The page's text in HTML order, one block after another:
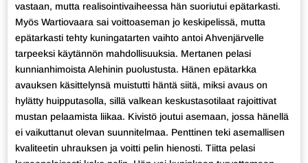
vastaan, mutta realisointivaiheessa hän suoriutui epätarkasti.
Myös Wartiovaara sai voittoaseman jo keskipelissä, mutta
epätarkasti tehty kuningatarten vaihto antoi Ahvenjärvelle
tarpeeksi käytännön mahdollisuuksia. Mertanen pelasi
kunnianhimoista Alehinin puolustusta. Hänen epätarkka
avauksen käsittelynsä muistutti häntä siitä, miksi avaus on
hylätty huipputasolla, sillä valkean keskustasotilaat rajoittivat
mustan pelaamista liikaa. Kivistö joutui asemaan, jossa hänellä
ei vaikuttanut olevan suunnitelmaa. Penttinen teki asemallisen
kvaliteetin uhrauksen ja voitti pelin hienosti. Tiitta pelasi